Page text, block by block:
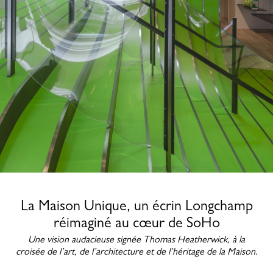
La Maison Unique, un écrin Longchamp
réimaginé au cœur de SoHo
Une vision audacieuse signée Thomas Heatherwick, à la
croisée de l’art, de l’architecture et de l’héritage de la Maison.